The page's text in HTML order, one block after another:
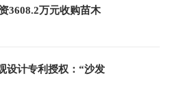
3608.2万元收购苗木
设计专利授权：“沙发